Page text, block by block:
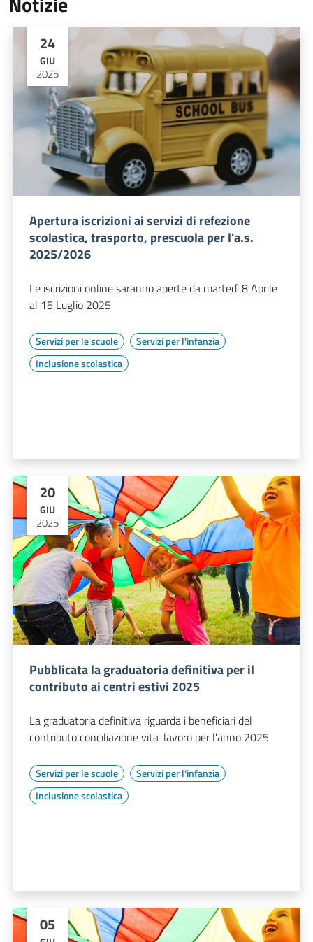
24
GIU
2025
Apertura iscrizioni ai servizi di refezione
scolastica, trasporto, prescuola per l'a.s.
2025/2026
Le iscrizioni online saranno aperte da martedì 8 Aprile
al 15 Luglio 2025
Servizi per le scuole
Servizi per l'infanzia
Inclusione scolastica
20
GIU
2025
Pubblicata la graduatoria definitiva per il
contributo ai centri estivi 2025
La graduatoria definitiva riguarda i beneficiari del
contributo conciliazione vita-lavoro per l'anno 2025
Servizi per le scuole
Servizi per l'infanzia
Inclusione scolastica
05